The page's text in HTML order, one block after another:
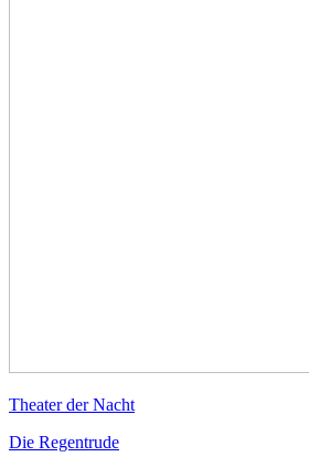
Theater der Nacht
Die Regentrude